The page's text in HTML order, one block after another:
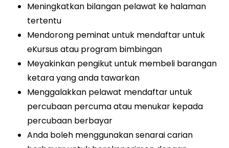
Meningkatkan bilangan pelawat ke halaman
tertentu
Mendorong peminat untuk mendaftar untuk
eKursus atau program bimbingan
Meyakinkan pengikut untuk membeli barangan
ketara yang anda tawarkan
Menggalakkan pelawat mendaftar untuk
percubaan percuma atau menukar kepada
percubaan berbayar
Anda boleh menggunakan senarai carian